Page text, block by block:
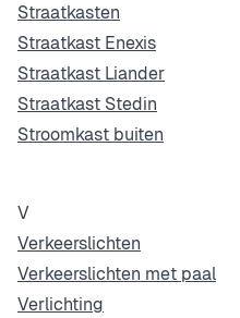
Straatkasten
Straatkast Enexis
Straatkast Liander
Straatkast Stedin
Stroomkast buiten
V
Verkeerslichten
Verkeerslichten met paal
Verlichting